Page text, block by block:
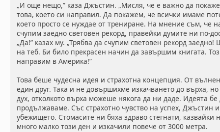
„И още нещо,” каза Джъстин. „Мисля, че е важно да
това, което си направил. Да покажем, че всички имаме
което просто се нуждае от трениране. На мнение съм, че
счупим заедно световен рекорд, правейки думите ни по-
„Да!” казах му. „Трябва да счупим световен рекорд
на теб. Би било прекрасен начин да завършим книгата.
направим в Америка!”
Това беше чудесна идея и страхотна концепция. От
един друг. Така и не довършихме изкачването до върха,
дух, отколкото върха можеше някога да ни даде. Идеята
продължаваме. Със страхотно чувство на успех, Джъстин
убежището. Стомасите ни бяха здраво стегнати,
много малко този ден и изкачили повече от 3000 метра.